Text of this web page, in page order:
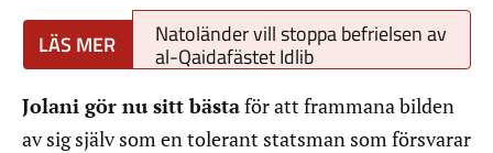
Natoländer vill stoppa befrielsen av
al-Qaidafästet Idlib
Jolani gör nu sitt bästaför att frammana bilden
av sig själv som en tolerant statsman som försvarar